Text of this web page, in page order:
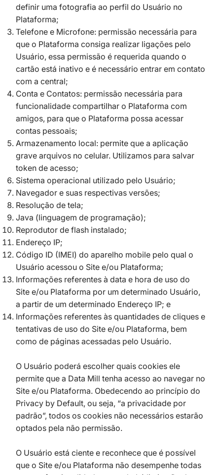
definir uma fotografia ao perfil do Usuário no
Plataforma;
Telefone e Microfone: permissão necessária para
que o Plataforma consiga realizar ligações pelo
Usuário, essa permissão é requerida quando o
cartão está inativo e é necessário entrar em contato
com a central;
Conta e Contatos: permissão necessária para
funcionalidade compartilhar o Plataforma com
amigos, para que o Plataforma possa acessar
contas pessoais;
Armazenamento local: permite que a aplicação
grave arquivos no celular. Utilizamos para salvar
token de acesso;
Sistema operacional utilizado pelo Usuário;
Navegador e suas respectivas versões;
Resolução de tela;
Java (linguagem de programação);
Reprodutor de flash instalado;
Endereço IP;
Código ID (IMEI) do aparelho mobile pelo qual o
Usuário acessou o Site e/ou Plataforma;
Informações referentes à data e hora de uso do
Site e/ou Plataforma por um determinado Usuário,
a partir de um determinado Endereço IP; e
Informações referentes às quantidades de cliques e
tentativas de uso do Site e/ou Plataforma, bem
como de páginas acessadas pelo Usuário.
O Usuário poderá escolher quais cookies ele
permite que a Data Mill tenha acesso ao navegar no
Site e/ou Plataforma. Obedecendo ao princípio do
Privacy by Default, ou seja, “a privacidade por
padrão”, todos os cookies não necessários estarão
optados pela não permissão.
O Usuário está ciente e reconhece que é possível
que o Site e/ou Plataforma não desempenhe todas